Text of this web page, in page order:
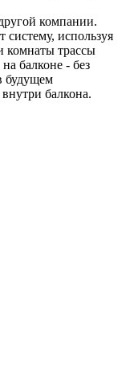
компании.
систему, используя
комнаты трассы
балконе - без
будущем
балкона.